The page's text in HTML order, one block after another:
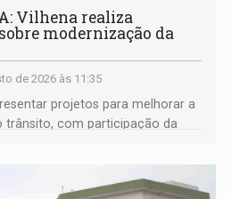
Vilhena realiza
modernização da
de 2026 às 11:35
projetos para melhorar a
trânsito, com participação da